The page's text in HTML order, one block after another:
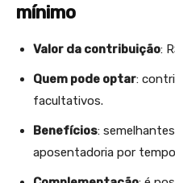
mínimo
Valor da contribuição:
Quem pode optar:
facultativos.
Benefícios:
aposentadoria por